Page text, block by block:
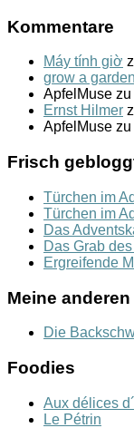
Kommentare
Máy tính giờ
grow a
ApfelMuse zu
Ernst Hilmer
ApfelMuse zu
Frisch
Türchen im
Türchen im
Das
Das Grab
Ergreifende
Meine
Die
Foodies
Aux délices
Le Pétrin